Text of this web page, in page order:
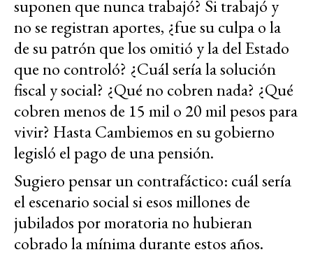
suponen que nunca trabajó? Si trabajó y
no se registran aportes, ¿fue su culpa o la
de su patrón que los omitió y la del Estado
que no controló? ¿Cuál sería la solución
fiscal y social? ¿Qué no cobren nada? ¿Qué
cobren menos de 15 mil o 20 mil pesos para
vivir? Hasta Cambiemos en su gobierno
legisló el pago de una pensión.
Sugiero pensar un contrafáctico: cuál sería
el escenario social si esos millones de
jubilados por moratoria no hubieran
cobrado la mínima durante estos años.